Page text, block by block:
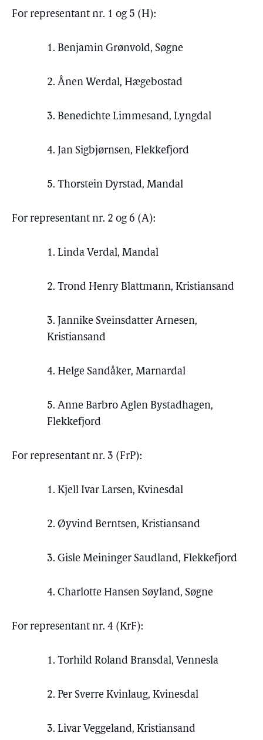
For representant nr. 1 og 5 (H):
1. Benjamin Grønvold, Søgne
2. Ånen Werdal, Hægebostad
3. Benedichte Limmesand, Lyngdal
4. Jan Sigbjørnsen, Flekkefjord
5. Thorstein Dyrstad, Mandal
For representant nr. 2 og 6 (A):
1. Linda Verdal, Mandal
2. Trond Henry Blattmann, Kristiansand
3. Jannike Sveinsdatter Arnesen,
Kristiansand
4. Helge Sandåker, Marnardal
5. Anne Barbro Aglen Bystadhagen,
Flekkefjord
For representant nr. 3 (FrP):
1. Kjell Ivar Larsen, Kvinesdal
2. Øyvind Berntsen, Kristiansand
3. Gisle Meininger Saudland, Flekkefjord
4. Charlotte Hansen Søyland, Søgne
For representant nr. 4 (KrF):
1. Torhild Roland Bransdal, Vennesla
2. Per Sverre Kvinlaug, Kvinesdal
3. Livar Veggeland, Kristiansand